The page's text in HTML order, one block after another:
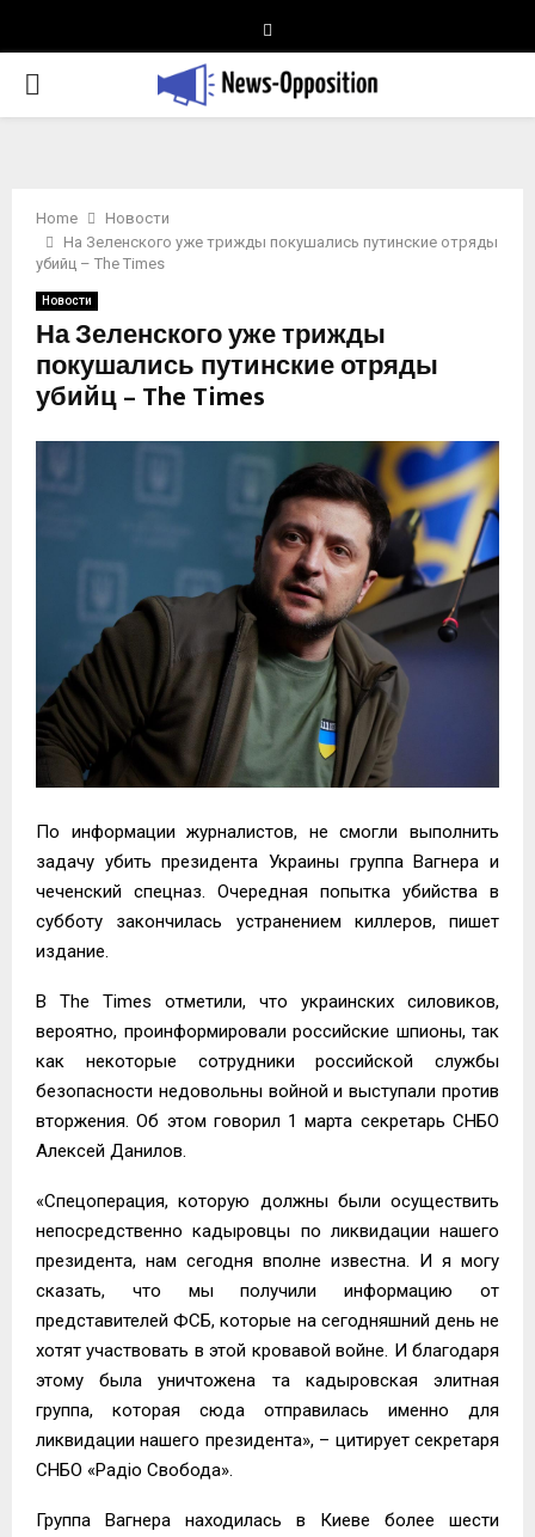
PRIMARY
Home
Новости
На Зеленского уже трижды покушались путинские отряды
убийц – The Times
Новости
На Зеленского уже трижды
покушались путинские отряды
убийц – The Times
По информации журналистов, не смогли выполнить
задачу убить президента Украины группа Вагнера и
чеченский спецназ. Очередная попытка убийства в
субботу закончилась устранением киллеров, пишет
издание.
В The Times отметили, что украинских силовиков,
вероятно, проинформировали российские шпионы, так
как некоторые сотрудники российской службы
безопасности недовольны войной и выступали против
вторжения. Об этом говорил 1 марта секретарь СНБО
Алексей Данилов.
«Спецоперация, которую должны были осуществить
непосредственно кадыровцы по ликвидации нашего
президента, нам сегодня вполне известна. И я могу
сказать, что мы получили информацию от
представителей ФСБ, которые на сегодняшний день не
хотят участвовать в этой кровавой войне. И благодаря
этому была уничтожена та кадыровская элитная
группа, которая сюда отправилась именно для
ликвидации нашего президента», – цитирует секретаря
СНБО «Радіо Свобода».
Группа Вагнера находилась в Киеве более шести